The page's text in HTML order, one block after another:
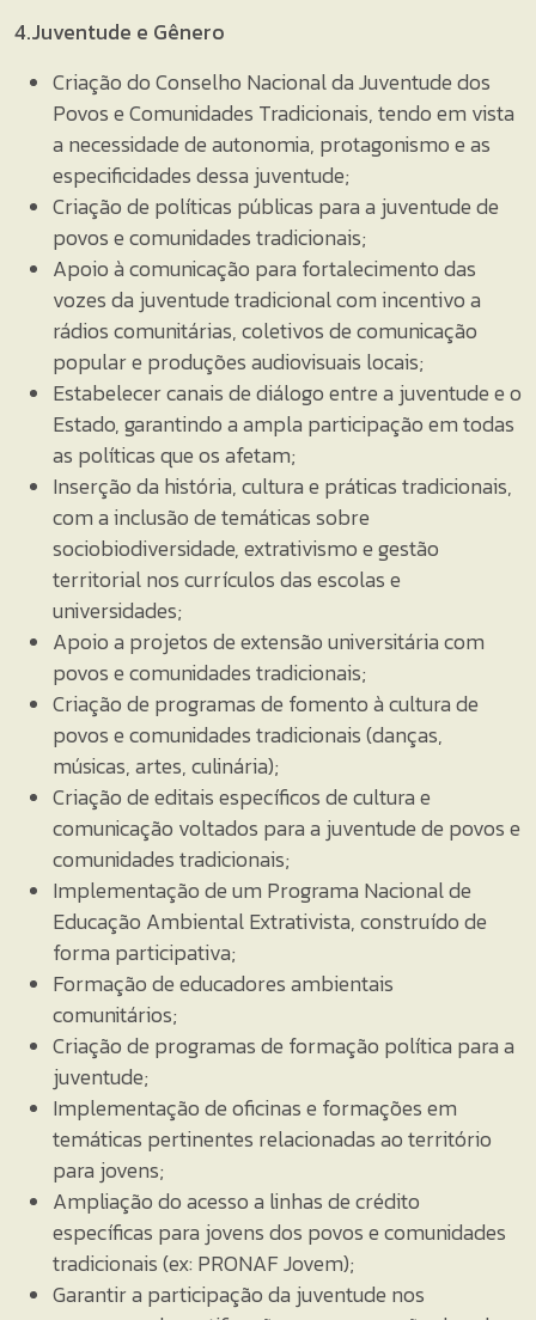
4.Juventude e Gênero
Criação do Conselho Nacional da Juventude dos
Povos e Comunidades Tradicionais, tendo em vista
a necessidade de autonomia, protagonismo e as
especificidades dessa juventude;
Criação de políticas públicas para a juventude de
povos e comunidades tradicionais;
Apoio à comunicação para fortalecimento das
vozes da juventude tradicional com incentivo a
rádios comunitárias, coletivos de comunicação
popular e produções audiovisuais locais;
Estabelecer canais de diálogo entre a juventude e o
Estado, garantindo a ampla participação em todas
as políticas que os afetam;
Inserção da história, cultura e práticas tradicionais,
com a inclusão de temáticas sobre
sociobiodiversidade, extrativismo e gestão
territorial nos currículos das escolas e
universidades;
Apoio a projetos de extensão universitária com
povos e comunidades tradicionais;
Criação de programas de fomento à cultura de
povos e comunidades tradicionais (danças,
músicas, artes, culinária);
Criação de editais específicos de cultura e
comunicação voltados para a juventude de povos e
comunidades tradicionais;
Implementação de um Programa Nacional de
Educação Ambiental Extrativista, construído de
forma participativa;
Formação de educadores ambientais
comunitários;
Criação de programas de formação política para a
juventude;
Implementação de oficinas e formações em
temáticas pertinentes relacionadas ao território
para jovens;
Ampliação do acesso a linhas de crédito
específicas para jovens dos povos e comunidades
tradicionais (ex: PRONAF Jovem);
Garantir a participação da juventude nos